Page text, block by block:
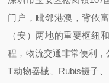
门户，毗邻港澳，背依
（安）两地的重要枢纽
程，物流交通非常便利
T动物器械、Rubis镊子